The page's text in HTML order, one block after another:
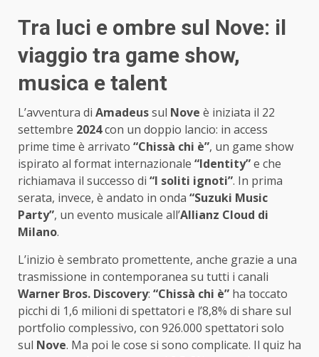
Tra luci e ombre sul Nove: il
viaggio tra game show,
musica e talent
L’avventura di Amadeussul Nove è iniziata il 22
settembre 2024con un doppio lancio: in access
prime time è arrivato “Chissà chi è”, un game show
ispirato al format internazionale “Identity”e che
richiamava il successo di “I soliti ignoti”. In prima
serata, invece, è andato in onda “Suzuki Music
Party”, un evento musicale all’Allianz Cloud di
Milano.
L’inizio è sembrato promettente, anche grazie a una
trasmissione in contemporanea su tutti i canali
Warner Bros. Discovery: “Chissà chi è” ha toccato
picchi di 1,6 milioni di spettatori e l’8,8% di share sul
portfolio complessivo, con 926.000 spettatori solo
sul Nove. Ma poi le cose si sono complicate. Il quiz ha